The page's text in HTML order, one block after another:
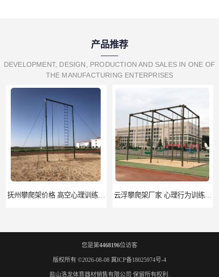
产品推荐
DEVELOPMENT, DESIGN, PRODUCTION AND SALES IN ONE OF
THE MANUFACTURING ENTERPRISES
您是第4468196位访客
版权所有 ©2026-08-08 冀ICP备18025974号-4
盐山洛龙体育器材销售有限公司 保留所有权利.